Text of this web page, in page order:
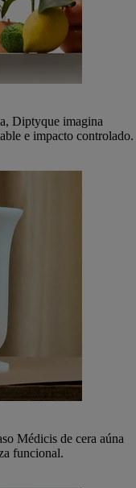
Diptyque imagina
e impacto controlado.
Médicis de cera aúna
funcional.